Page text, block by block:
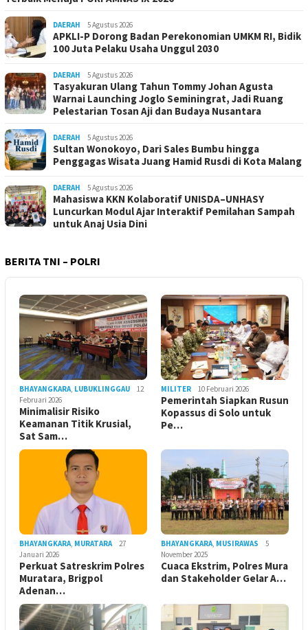
DAERAH 5 Agustus 2026
APKLI-P Dorong Badan Perekonomian UMKM RI, Bidik
100 Juta Pelaku Usaha Unggul 2030
DAERAH 5 Agustus 2026
Tasyakuran Ulang Tahun Tommy Johan Agusta
Warnai Launching Joglo Seminingrat, Jadi Ruang
Pelestarian Tosan Aji dan Budaya Nusantara
DAERAH 5 Agustus 2026
Sultan Wonokoyo, Dari Sales Bumbu hingga
Penggagas Wisata Juang Hamid Rusdi di Kota Malang
DAERAH 5 Agustus 2026
Mahasiswa KKN Kolaboratif UNISDA–UNHASY
Luncurkan Modul Ajar Interaktif Pemilahan Sampah
untuk Anaj Usia Dini
BERITA TNI – POLRI
BHAYANGKARA LUBUKLINGGAU
12
Februari 2026
Minimalisir Risiko
Keamanan Titik Krusial,
Sat Sam…
MILITER 10 Februari 2026
Pemerintah Siapkan Rusun
Kopassus di Solo untuk
Pe…
BHAYANGKARA MURATARA
27
Januari 2026
Perkuat Satreskrim Polres
Muratara, Brigpol
Adenan…
BHAYANGKARA MUSIRAWAS
5
November 2025
Cuaca Ekstrim, Polres Mura
dan Stakeholder Gelar A…